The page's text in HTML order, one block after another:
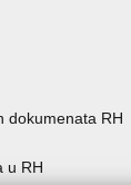
dokumenata RH
u RH